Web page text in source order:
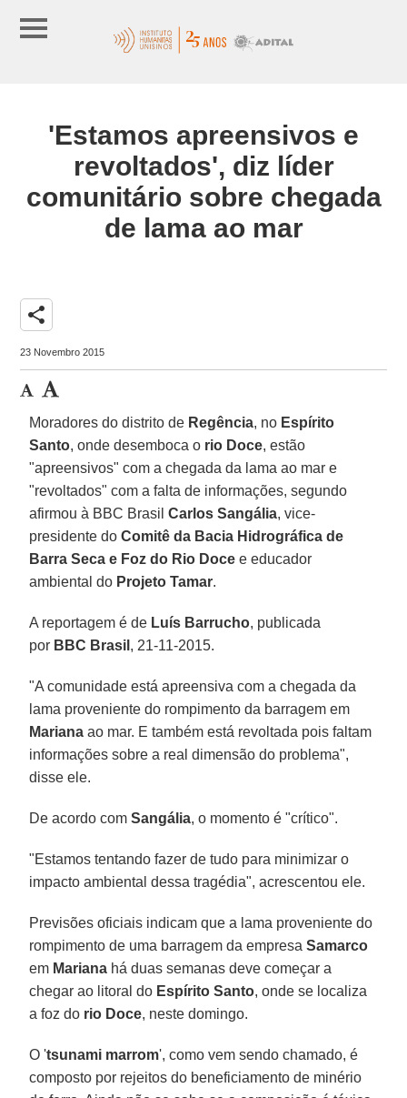
'Estamos apreensivos e
revoltados', diz líder
comunitário sobre chegada
de lama ao mar
share
23 Novembro 2015
Moradores do distrito de Regência, no Espírito
Santo, onde desemboca o rio Doce, estão
"apreensivos" com a chegada da lama ao mar e
"revoltados" com a falta de informações, segundo
afirmou à BBC BrasilCarlos Sangália, vice-
presidente doComitê da Bacia Hidrográfica de
Barra Seca e Foz do Rio Doce e educador
ambiental do Projeto Tamar.
A reportagem é de Luís Barrucho, publicada
por BBC Brasil , 21-11-2015.
"A comunidade está apreensiva com a chegada da
lama proveniente do rompimento da barragem em
Mariana ao mar. E também está revoltada pois faltam
informações sobre a real dimensão do problema",
disse ele.
De acordo comSangália, o momento é "crítico".
"Estamos tentando fazer de tudo para minimizar o
impacto ambiental dessa tragédia", acrescentou ele.
Previsões oficiais indicam que a lama proveniente do
rompimento de uma barragem da empresaSamarco
em Mariana há duas semanas deve começar a
chegar ao litoral do Espírito Santo, onde se localiza
a foz do rio Doce, neste domingo.
O 'tsunami marrom', como vem sendo chamado, é
composto por rejeitos do beneficiamento de minério